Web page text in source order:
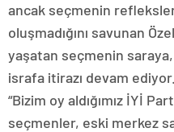
ancak seçmenin
oluşmadığını savunan
yaşatan seçmenin
israfa itirazı devam
“Bizim oy aldığımız İYİ
seçmenler, eski merkez